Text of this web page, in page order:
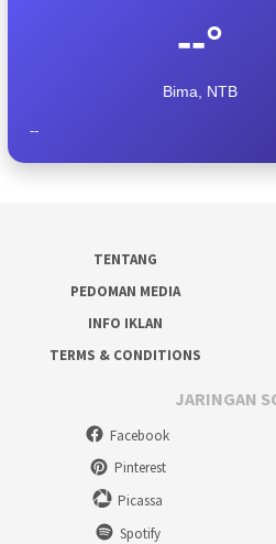
--°
Bima, NTB
--
TENTANG
PEDOMAN MEDIA
INFO IKLAN
TERMS & CONDITIONS
JARINGAN
Facebook
Pinterest
Picassa
Spotify